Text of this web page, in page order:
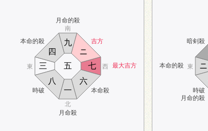
本命的殺
月命的殺
吉方
最大吉方
時破
月命殺
本命殺
南
北
東 西
一
ニ
三
四
五
六
七
八
九 暗剣殺
本命的殺
時破
月命的殺
東
ニ